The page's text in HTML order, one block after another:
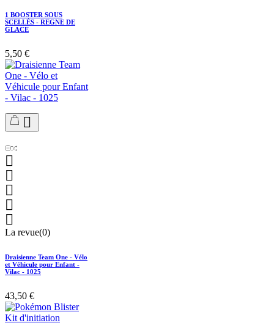
1 BOOSTER SOUS
SCELLÉS - REGNE DE
GLACE
5,50 €






La revue(0)
Draisienne Team One - Vélo
et Véhicule pour Enfant -
Vilac - 1025
43,50 €